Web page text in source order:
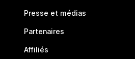
Presse et médias
Partenaires
Affiliés